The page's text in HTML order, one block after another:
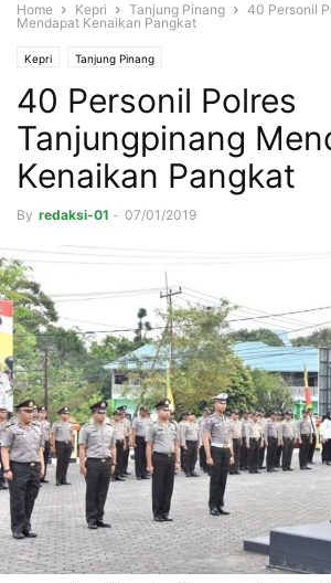
Home Kepri Tanjung Pinang
40 Personil
Mendapat Kenaikan Pangkat
Kepri Tanjung Pinang
40 Personil Polres
Tanjungpinang
Kenaikan Pangkat
By redaksi-01 - 07/01/2019